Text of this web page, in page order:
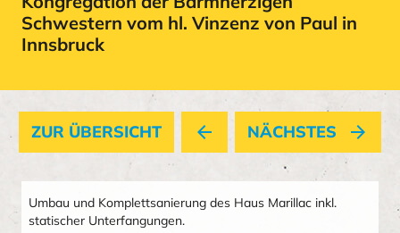
Schwestern vom hl. Vinzenz von Paul in
Innsbruck
ZUR ÜBERSICHT arrow_back NÄCHSTES arrow_forward
Umbau und Komplettsanierung des Haus Marillac inkl.
statischer Unterfangungen.